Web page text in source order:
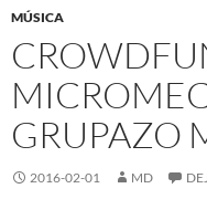
MÚSICA
GRUPAZO
2016-02-01 MD